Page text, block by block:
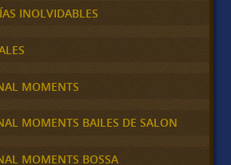
INOLVIDABLES
MOMENTS
MOMENTS BAILES DE SALON
MOMENTS BOSSA